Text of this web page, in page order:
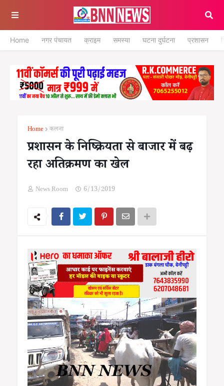
Home नगर पंचायत क्राइम समस्या घटना दुर्घटना प्रशासन
Home कलना
प्रशासन के निष्क्रियता से बाजार में बढ़
रहा अतिक्रमण का खेल
News Room 6/13/2019